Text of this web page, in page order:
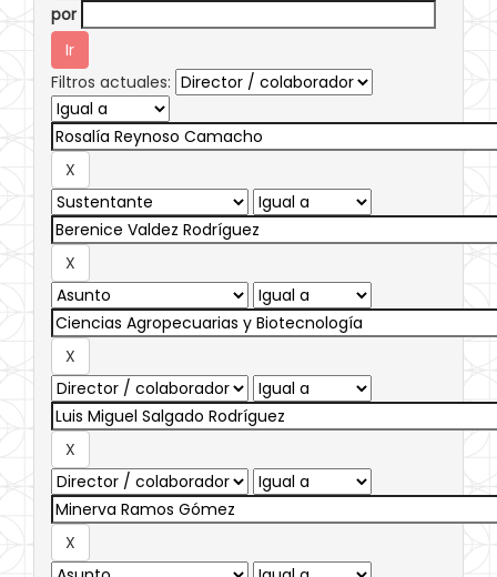
por
Filtros actuales: